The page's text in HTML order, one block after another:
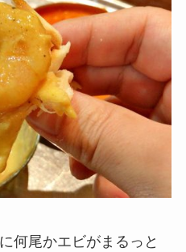
何尾かエビがまるっと